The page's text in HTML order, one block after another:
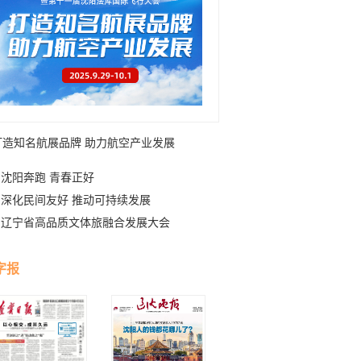
造知名航展品牌 助力航空产业发展
沈阳奔跑 青春正好
深化民间友好 推动可持续发展
辽宁省高品质文体旅融合发展大会
报